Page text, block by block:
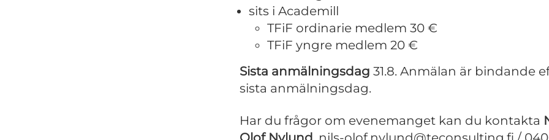
sits i Academill
TFiF ordinarie medlem 30 €
TFiF yngre medlem 20 €
Sista anmälningsdag 31.8. Anmälan är bindande
sista anmälningsdag.
Har du frågor om evenemanget kan du kontakta